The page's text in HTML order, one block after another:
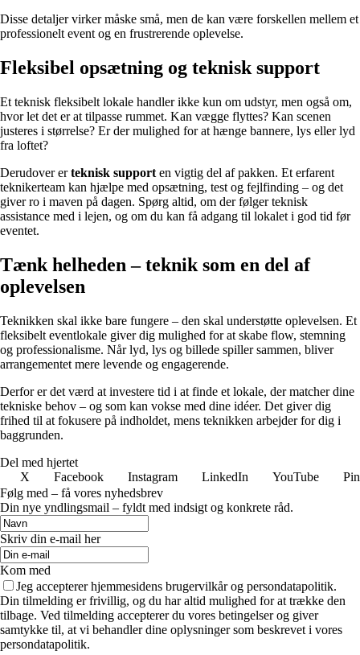
Disse detaljer virker måske små, men de kan være forskellen mellem et
professionelt event og en frustrerende oplevelse.
Fleksibel opsætning og teknisk support
Et teknisk fleksibelt lokale handler ikke kun om udstyr, men også om,
hvor let det er at tilpasse rummet. Kan vægge flyttes? Kan scenen
justeres i størrelse? Er der mulighed for at hænge bannere, lys eller lyd
fra loftet?
Derudover erteknisk support en vigtig del af pakken. Et erfarent
teknikerteam kan hjælpe med opsætning, test og fejlfinding – og det
giver ro i maven på dagen. Spørg altid, om der følger teknisk
assistance med i lejen, og om du kan få adgang til lokalet i god tid før
eventet.
Tænk helheden – teknik som en del af
oplevelsen
Teknikken skal ikke bare fungere – den skal understøtte oplevelsen. Et
fleksibelt eventlokale giver dig mulighed for at skabe flow, stemning
og professionalisme. Når lyd, lys og billede spiller sammen, bliver
arrangementet mere levende og engagerende.
Derfor er det værd at investere tid i at finde et lokale, der matcher dine
tekniske behov – og som kan vokse med dine idéer. Det giver dig
frihed til at fokusere på indholdet, mens teknikken arbejder for dig i
baggrunden.
Del med hjertet
X
Facebook Instagram LinkedIn YouTube
Følg med – få vores nyhedsbrev
Din nye yndlingsmail – fyldt med indsigt og konkrete råd.
Skriv din e-mail her
Kom med
Jeg accepterer hjemmesidens brugervilkår og persondatapolitik.
Din tilmelding er frivillig, og du har altid mulighed for at trække den
tilbage. Ved tilmelding accepterer du vores betingelser og giver
samtykke til, at vi behandler dine oplysninger som beskrevet i vores
persondatapolitik.